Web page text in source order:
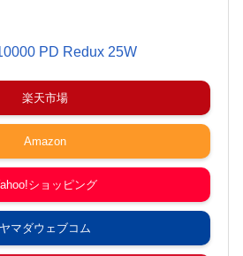
PD Redux 25W
楽天市場
Amazon
ショッピング
ヤマダウェブコム